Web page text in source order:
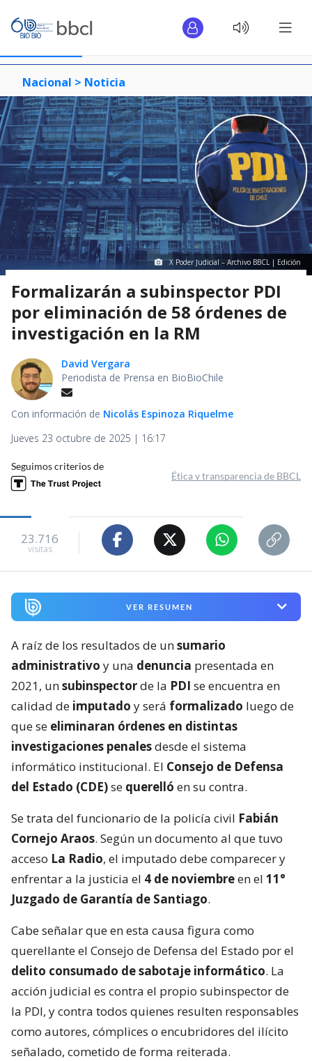
Nacional > Noticia
X Poder Judicial – Archivo BBCL | Edición
Formalizarán a subinspector PDI
por eliminación de 58 órdenes de
investigación en la RM
David Vergara
Periodista de Prensa en BioBioChile
Con información de Nicolás Espinoza Riquelme
Jueves 23 octubre de 2025 | 16:17
Seguimos criterios de
Ética y transparencia de BBCL
23.716
visitas
VER RESUMEN
A raíz de los resultados de unsumario
administrativo y una denuncia presentada en
2021, unsubinspectorde la PDI se encuentra en
calidad de imputado y será formalizado luego de
que se eliminaran órdenes en distintas
investigaciones penalesdesde el sistema
informático institucional. El Consejo de Defensa
del Estado (CDE)se querelló en su contra.
Se trata del funcionario de la policía civil Fabián
Cornejo Araos. Según un documento al que tuvo
acceso La Radio, el imputado debe comparecer y
enfrentar a la justicia el 4 de noviembreen el 11°
Juzgado de Garantía de Santiago.
Cabe señalar que en esta causa figura como
querellante el Consejo de Defensa del Estado por el
delito consumado de sabotaje informático. La
acción judicial es contra el propio subinspector de
la PDI, y contra todos quienes resulten responsables
como autores, cómplices o encubridores del ilícito
señalado, cometido de forma reiterada.